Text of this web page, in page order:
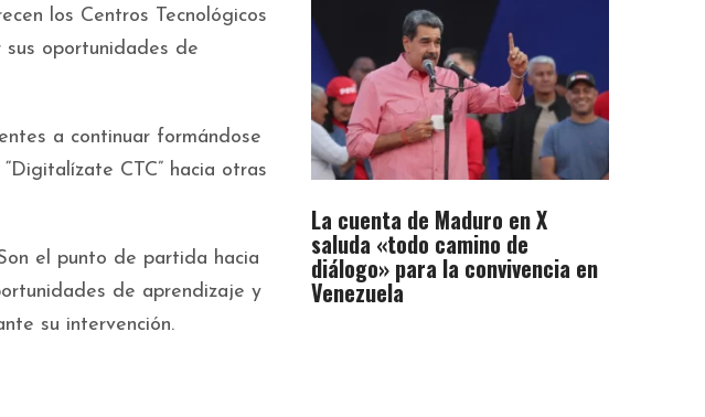
los Centros Tecnológicos
sus oportunidades de
a continuar formándose
CTC” hacia otras
el punto de partida hacia
de aprendizaje y
su intervención.
La cuenta de Maduro en X
saluda «todo camino de
diálogo» para la convivencia en
Venezuela